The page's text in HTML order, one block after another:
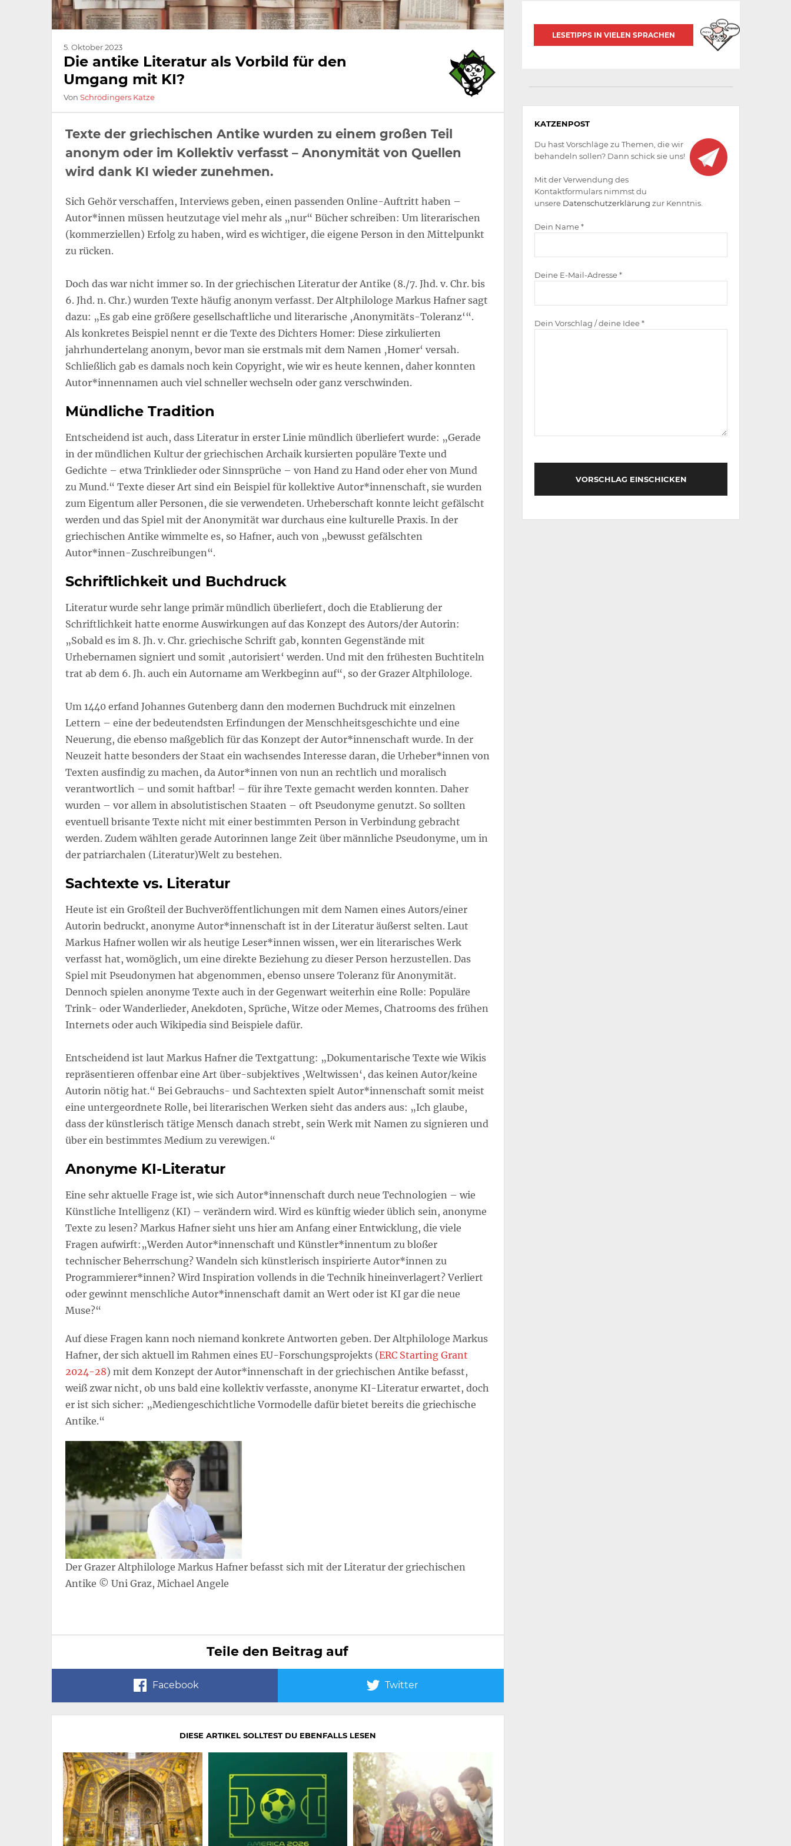
5. Oktober 2023
Die antike Literatur als Vorbild für den
Umgang mit KI?
Von Schrödingers Katze
Texte der griechischen Antike wurden zu einem großen Teil
anonym oder im Kollektiv verfasst – Anonymität von Quellen
wird dank KI wieder zunehmen.
Sich Gehör verschaffen, Interviews geben, einen passenden Online-Auftritt haben –
Autor*innen müssen heutzutage viel mehr als „nur“ Bücher schreiben: Um literarischen
(kommerziellen) Erfolg zu haben, wird es wichtiger, die eigene Person in den Mittelpunkt
zu rücken.
Doch das war nicht immer so. In der griechischen Literatur der Antike (8./7. Jhd. v. Chr. bis
6. Jhd. n. Chr.) wurden Texte häufig anonym verfasst. Der Altphilologe Markus Hafner sagt
dazu: „Es gab eine größere gesellschaftliche und literarische ‚Anonymitäts-Toleranz‘“.
Als konkretes Beispiel nennt er die Texte des Dichters Homer: Diese zirkulierten
jahrhundertelang anonym, bevor man sie erstmals mit dem Namen ‚Homer‘ versah.
Schließlich gab es damals noch kein Copyright, wie wir es heute kennen, daher konnten
Autor*innennamen auch viel schneller wechseln oder ganz verschwinden.
Mündliche Tradition
Entscheidend ist auch, dass Literatur in erster Linie mündlich überliefert wurde: „Gerade
in der mündlichen Kultur der griechischen Archaik kursierten populäre Texte und
Gedichte – etwa Trinklieder oder Sinnsprüche – von Hand zu Hand oder eher von Mund
zu Mund.“ Texte dieser Art sind ein Beispiel für kollektive Autor*innenschaft, sie wurden
zum Eigentum aller Personen, die sie verwendeten. Urheberschaft konnte leicht gefälscht
werden und das Spiel mit der Anonymität war durchaus eine kulturelle Praxis. In der
griechischen Antike wimmelte es, so Hafner, auch von „bewusst gefälschten
Autor*innen-Zuschreibungen“.
Schriftlichkeit und Buchdruck
Literatur wurde sehr lange primär mündlich überliefert, doch die Etablierung der
Schriftlichkeit hatte enorme Auswirkungen auf das Konzept des Autors/der Autorin:
„Sobald es im 8. Jh. v. Chr. griechische Schrift gab, konnten Gegenstände mit
Urhebernamen signiert und somit ‚autorisiert‘ werden. Und mit den frühesten Buchtiteln
trat ab dem 6. Jh. auch ein Autorname am Werkbeginn auf“, so der Grazer Altphilologe.
Um 1440 erfand Johannes Gutenberg dann den modernen Buchdruck mit einzelnen
Lettern – eine der bedeutendsten Erfindungen der Menschheitsgeschichte und eine
Neuerung, die ebenso maßgeblich für das Konzept der Autor*innenschaft wurde. In der
Neuzeit hatte besonders der Staat ein wachsendes Interesse daran, die Urheber*innen von
Texten ausfindig zu machen, da Autor*innen von nun an rechtlich und moralisch
verantwortlich – und somit haftbar! – für ihre Texte gemacht werden konnten. Daher
wurden – vor allem in absolutistischen Staaten – oft Pseudonyme genutzt. So sollten
eventuell brisante Texte nicht mit einer bestimmten Person in Verbindung gebracht
werden. Zudem wählten gerade Autorinnen lange Zeit über männliche Pseudonyme, um in
der patriarchalen (Literatur)Welt zu bestehen.
Sachtexte vs. Literatur
Heute ist ein Großteil der Buchveröffentlichungen mit dem Namen eines Autors/einer
Autorin bedruckt, anonyme Autor*innenschaft ist in der Literatur äußerst selten. Laut
Markus Hafner wollen wir als heutige Leser*innen wissen, wer ein literarisches Werk
verfasst hat, womöglich, um eine direkte Beziehung zu dieser Person herzustellen. Das
Spiel mit Pseudonymen hat abgenommen, ebenso unsere Toleranz für Anonymität.
Dennoch spielen anonyme Texte auch in der Gegenwart weiterhin eine Rolle: Populäre
Trink- oder Wanderlieder, Anekdoten, Sprüche, Witze oder Memes, Chatrooms des frühen
Internets oder auch Wikipedia sind Beispiele dafür.
Entscheidend ist laut Markus Hafner die Textgattung: „Dokumentarische Texte wie Wikis
repräsentieren offenbar eine Art über-subjektives ‚Weltwissen‘, das keinen Autor/keine
Autorin nötig hat.“ Bei Gebrauchs- und Sachtexten spielt Autor*innenschaft somit meist
eine untergeordnete Rolle, bei literarischen Werken sieht das anders aus: „Ich glaube,
dass der künstlerisch tätige Mensch danach strebt, sein Werk mit Namen zu signieren und
über ein bestimmtes Medium zu verewigen.“
Anonyme KI-Literatur
Eine sehr aktuelle Frage ist, wie sich Autor*innenschaft durch neue Technologien – wie
Künstliche Intelligenz (KI) – verändern wird. Wird es künftig wieder üblich sein, anonyme
Texte zu lesen? Markus Hafner sieht uns hier am Anfang einer Entwicklung, die viele
Fragen aufwirft:„Werden Autor*innenschaft und Künstler*innentum zu bloßer
technischer Beherrschung? Wandeln sich künstlerisch inspirierte Autor*innen zu
Programmierer*innen? Wird Inspiration vollends in die Technik hineinverlagert? Verliert
oder gewinnt menschliche Autor*innenschaft damit an Wert oder ist KI gar die neue
Muse?“
Auf diese Fragen kann noch niemand konkrete Antworten geben. Der Altphilologe Markus
Hafner, der sich aktuell im Rahmen eines EU-Forschungsprojekts (ERC Starting Grant
2024-28) mit dem Konzept der Autor*innenschaft in der griechischen Antike befasst,
weiß zwar nicht, ob uns bald eine kollektiv verfasste, anonyme KI-Literatur erwartet, doch
er ist sich sicher: „Mediengeschichtliche Vormodelle dafür bietet bereits die griechische
Antike.“
Der Grazer Altphilologe Markus Hafner befasst sich mit der Literatur der griechischen
Antike © Uni Graz, Michael Angele
Teile den Beitrag auf
Facebook Twitter
DIESE ARTIKEL SOLLTEST DU EBENFALLS LESEN
LESETIPPS IN VIELEN SPRACHEN
werden
KATZENPOST
Du hast Vorschläge zu Themen, die wir
behandeln sollen? Dann schick sie uns!
Mit der Verwendung des
Kontaktformulars nimmst du
unsere Datenschutzerklärung zur Kenntnis.
Dein Name *
Deine E-Mail-Adresse *
Dein Vorschlag / deine Idee *